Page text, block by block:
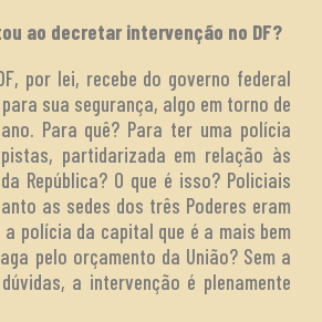
ao decretar intervenção no DF?
por lei, recebe do governo federal
sua segurança, algo em torno de
Para quê? Para ter uma polícia
partidarizada em relação às
República? O que é isso? Policiais
as sedes dos três Poderes eram
a polícia da capital que é a mais bem
pelo orçamento da União? Sem a
a intervenção é plenamente